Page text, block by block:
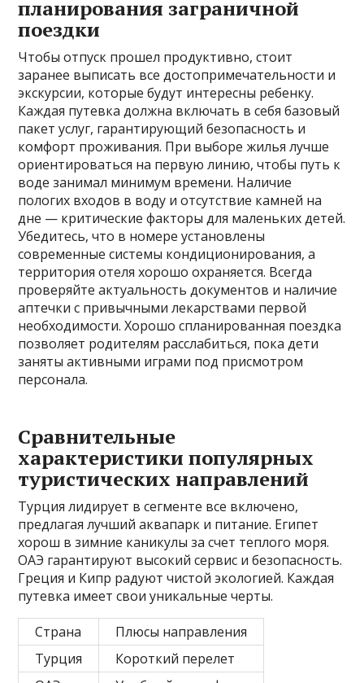
планирования заграничной
поездки
Чтобы отпуск прошел продуктивно, стоит
заранее выписать все достопримечательности и
экскурсии, которые будут интересны ребенку.
Каждая путевка должна включать в себя базовый
пакет услуг, гарантирующий безопасность и
комфорт проживания. При выборе жилья лучше
ориентироваться на первую линию, чтобы путь к
воде занимал минимум времени. Наличие
пологих входов в воду и отсутствие камней на
дне — критические факторы для маленьких детей.
Убедитесь, что в номере установлены
современные системы кондиционирования, а
территория отеля хорошо охраняется. Всегда
проверяйте актуальность документов и наличие
аптечки с привычными лекарствами первой
необходимости. Хорошо спланированная поездка
позволяет родителям расслабиться, пока дети
заняты активными играми под присмотром
персонала.
Сравнительные
характеристики популярных
туристических направлений
Турция лидирует в сегменте все включено,
предлагая лучший аквапарк и питание. Египет
хорош в зимние каникулы за счет теплого моря.
ОАЭ гарантируют высокий сервис и безопасность.
Греция и Кипр радуют чистой экологией. Каждая
путевка имеет свои уникальные черты.
Страна
Плюсы направления
Турция
Короткий перелет